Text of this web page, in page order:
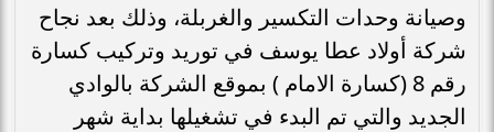
وصيانة وحدات التكسير والغربلة، وذلك بعد نجاح
شركة أولاد عطا يوسف في توريد وتركيب كسارة
رقم 8 (كسارة الامام ) بموقع الشركة بالوادي
الجديد والتي تم البدء في تشغيلها بداية شهر